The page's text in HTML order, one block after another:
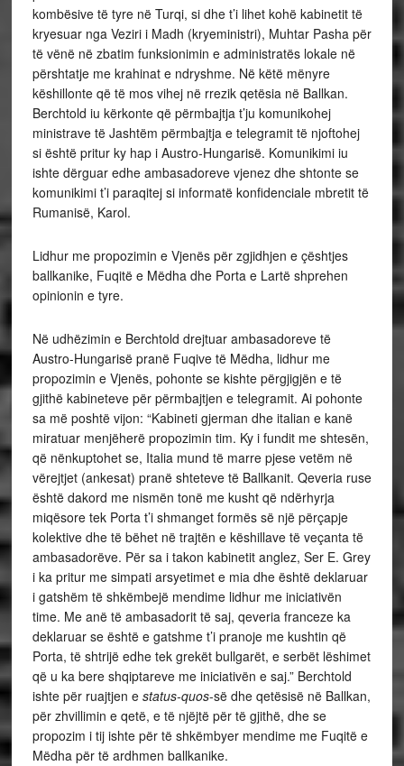
kombësive të tyre në Turqi, si dhe t’i lihet kohë kabinetit të
kryesuar nga Veziri i Madh (kryeministri), Muhtar Pasha për
të vënë në zbatim funksionimin e administratës lokale në
përshtatje me krahinat e ndryshme. Në këtë mënyre
këshillonte që të mos vihej në rrezik qetësia në Ballkan.
Berchtold iu kërkonte që përmbajtja t’ju komunikohej
ministrave të Jashtëm përmbajtja e telegramit të njoftohej
si është pritur ky hap i Austro-Hungarisë. Komunikimi iu
ishte dërguar edhe ambasadoreve vjenez dhe shtonte se
komunikimi t’i paraqitej si informatë konfidenciale mbretit të
Rumanisë, Karol.
Lidhur me propozimin e Vjenës për zgjidhjen e çështjes
ballkanike, Fuqitë e Mëdha dhe Porta e Lartë shprehen
opinionin e tyre.
Në udhëzimin e Berchtold drejtuar ambasadoreve të
Austro-Hungarisë pranë Fuqive të Mëdha, lidhur me
propozimin e Vjenës, pohonte se kishte përgjigjën e të
gjithë kabineteve për përmbajtjen e telegramit. Ai pohonte
sa më poshtë vijon: “Kabineti gjerman dhe italian e kanë
miratuar menjëherë propozimin tim. Ky i fundit me shtesën,
që nënkuptohet se, Italia mund të marre pjese vetëm në
vërejtjet (ankesat) pranë shteteve të Ballkanit. Qeveria ruse
është dakord me nismën tonë me kusht që ndërhyrja
miqësore tek Porta t’i shmanget formës së një përçapje
kolektive dhe të bëhet në trajtën e këshillave të veçanta të
ambasadorëve. Për sa i takon kabinetit anglez, Ser E. Grey
i ka pritur me simpati arsyetimet e mia dhe është deklaruar
i gatshëm të shkëmbejë mendime lidhur me iniciativën
time. Me anë të ambasadorit të saj, qeveria franceze ka
deklaruar se është e gatshme t’i pranoje me kushtin që
Porta, të shtrijë edhe tek grekët bullgarët, e serbët lëshimet
që u ka bere shqiptareve me iniciativën e saj.” Berchtold
ishte për ruajtjen e status-quos-së dhe qetësisë në Ballkan,
për zhvillimin e qetë, e të njëjtë për të gjithë, dhe se
propozim i tij ishte për të shkëmbyer mendime me Fuqitë e
Mëdha për të ardhmen ballkanike.